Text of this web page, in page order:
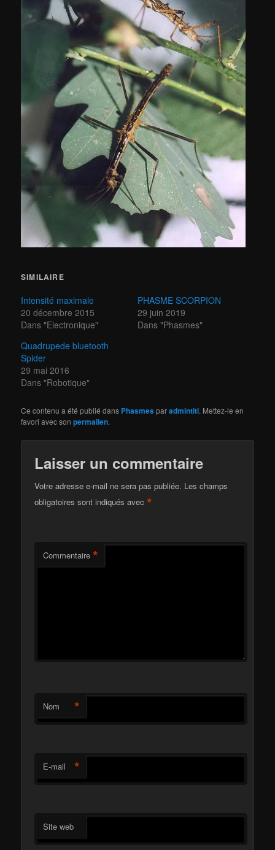
SIMILAIRE
Intensité maximale
20 décembre 2015
Dans "Electronique"
PHASME SCORPION
29 juin 2019
Dans "Phasmes"
Quadrupede bluetooth
Spider
29 mai 2016
Dans "Robotique"
Ce contenu a été publié dans Phasmesparadmintiti. Mettez-le en
favori avec sonpermalien.
Laisser un commentaire
Votre adresse e-mail ne sera pas publiée. Les champs
obligatoires sont indiqués avec*
Commentaire *
Nom *
E-mail *
Site web